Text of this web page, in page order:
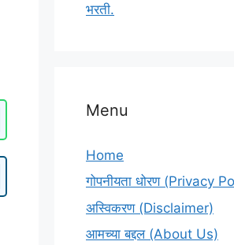
भरती.
Menu
Home
गोपनीयता धोरण (Privacy
अस्विकरण (Disclaimer)
आमच्या बद्दल (About Us)